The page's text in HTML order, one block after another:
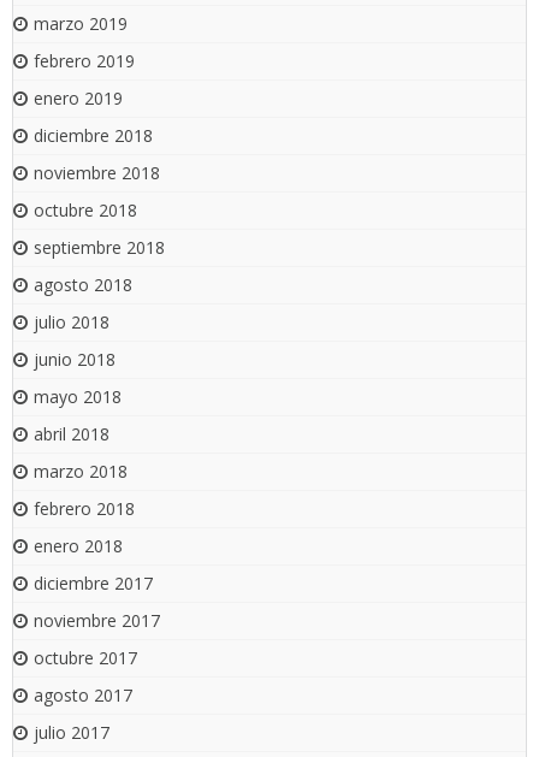
marzo 2019
febrero 2019
enero 2019
diciembre 2018
noviembre 2018
octubre 2018
septiembre 2018
agosto 2018
julio 2018
junio 2018
mayo 2018
abril 2018
marzo 2018
febrero 2018
enero 2018
diciembre 2017
noviembre 2017
octubre 2017
agosto 2017
julio 2017